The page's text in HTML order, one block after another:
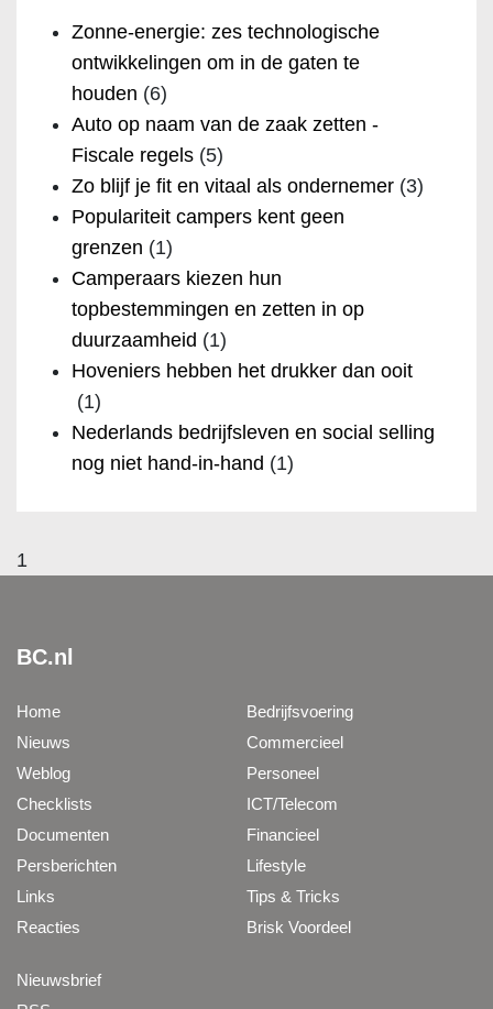
Zonne-energie: zes technologische
ontwikkelingen om in de gaten te
houden (6)
Auto op naam van de zaak zetten -
Fiscale regels (5)
Zo blijf je fit en vitaal als ondernemer (3)
Populariteit campers kent geen
grenzen (1)
Camperaars kiezen hun
topbestemmingen en zetten in op
duurzaamheid (1)
Hoveniers hebben het drukker dan ooit
(1)
Nederlands bedrijfsleven en social selling
nog niet hand-in-hand (1)
1
BC.nl
Home
Nieuws
Weblog
Checklists
Documenten
Persberichten
Links
Reacties
Bedrijfsvoering
Commercieel
Personeel
ICT/Telecom
Financieel
Lifestyle
Tips & Tricks
Brisk Voordeel
Nieuwsbrief